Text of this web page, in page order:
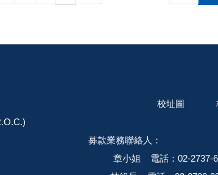
路 4 段 43 號 校址圖
Taiwan (R.O.C.)
業務聯絡人：
話：02-2737-6798 E-mail：